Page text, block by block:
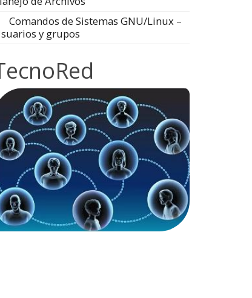
Comandos de Sistemas GNU/Linux –
y grupos